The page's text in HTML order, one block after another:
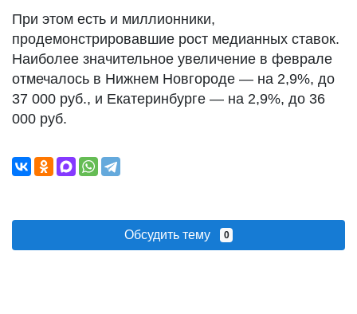
При этом есть и миллионники,
продемонстрировавшие рост медианных ставок.
Наиболее значительное увеличение в феврале
отмечалось в Нижнем Новгороде — на 2,9%, до
37 000 руб., и Екатеринбурге — на 2,9%, до 36
000 руб.
Обсудить тему 0